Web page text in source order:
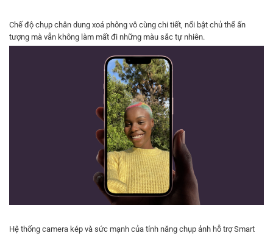
Chế độ chụp chân dung xoá phông vô cùng chi tiết, nổi bật chủ thể ấn
tượng mà vẫn không làm mất đi những màu sắc tự nhiên.
Hệ thống camera kép và sức mạnh của tính năng chụp ảnh hỗ trợ Smart